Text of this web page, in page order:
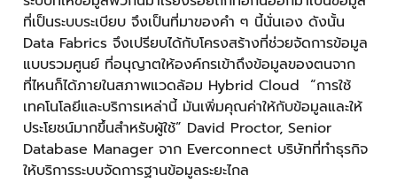
ที่เป็นระบบระเบียบ จึงเป็นที่มาของคำ ๆ นี้นั่นเอง ดังนั้น
Data Fabrics จึงเปรียบได้กับโครงสร้างที่ช่วยจัดการข้อมูล
แบบรวมศูนย์ ที่อนุญาตให้องค์กรเข้าถึงข้อมูลของตนจาก
ที่ไหนก็ได้ภายในสภาพแวดล้อม Hybrid Cloud “การใช้
เทคโนโลยีและบริการเหล่านี้ มันเพิ่มคุณค่าให้กับข้อมูลและให้
ประโยชน์มากขึ้นสำหรับผู้ใช้” David Proctor, Senior
Database Manager จาก Everconnect บริษัทที่ทำธุรกิจ
ให้บริการระบบจัดการฐานข้อมูลระยะไกล